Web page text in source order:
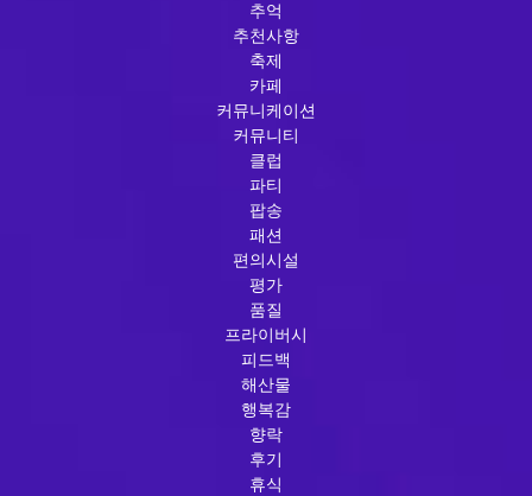
추억
추천사항
축제
카페
커뮤니케이션
커뮤니티
클럽
파티
팝송
패션
편의시설
평가
품질
프라이버시
피드백
해산물
행복감
향락
후기
휴식